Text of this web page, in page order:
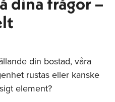
din bostad, våra
rustas eller kanske
element?